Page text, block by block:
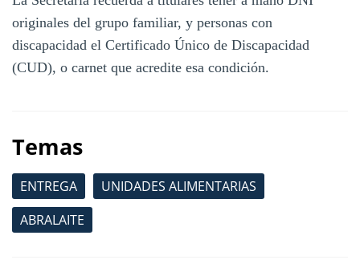
originales del grupo familiar, y personas con
discapacidad el Certificado Único de Discapacidad
(CUD), o carnet que acredite esa condición.
Temas
ENTREGA
UNIDADES ALIMENTARIAS
ABRALAITE